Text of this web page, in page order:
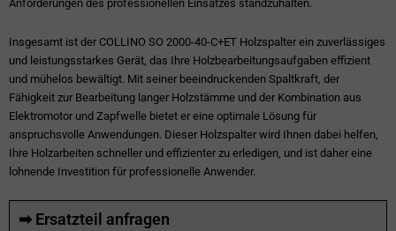
Anforderungen des professionellen Einsatzes standzuhalten.
Insgesamt ist der COLLINO SO 2000-40-C+ET Holzspalter ein zuverlässiges
und leistungsstarkes Gerät, das Ihre Holzbearbeitungsaufgaben effizient
und mühelos bewältigt. Mit seiner beeindruckenden Spaltkraft, der
Fähigkeit zur Bearbeitung langer Holzstämme und der Kombination aus
Elektromotor und Zapfwelle bietet er eine optimale Lösung für
anspruchsvolle Anwendungen. Dieser Holzspalter wird Ihnen dabei helfen,
Ihre Holzarbeiten schneller und effizienter zu erledigen, und ist daher eine
lohnende Investition für professionelle Anwender.
➡ Ersatzteil anfragen